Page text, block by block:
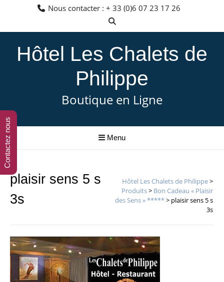
contenu
Nous contacter : + 33 (0)6 07 23 17 26
Hôtel Les Chalets de
Philippe
Boutique en Ligne
Menu
plaisir sens 5 s
3s
Hôtel Les Chalets de Philippe>
Produits> Bon Cadeau « Plaisir
des Sens » *****> plaisir sens 5 s
3s
Contactez nous